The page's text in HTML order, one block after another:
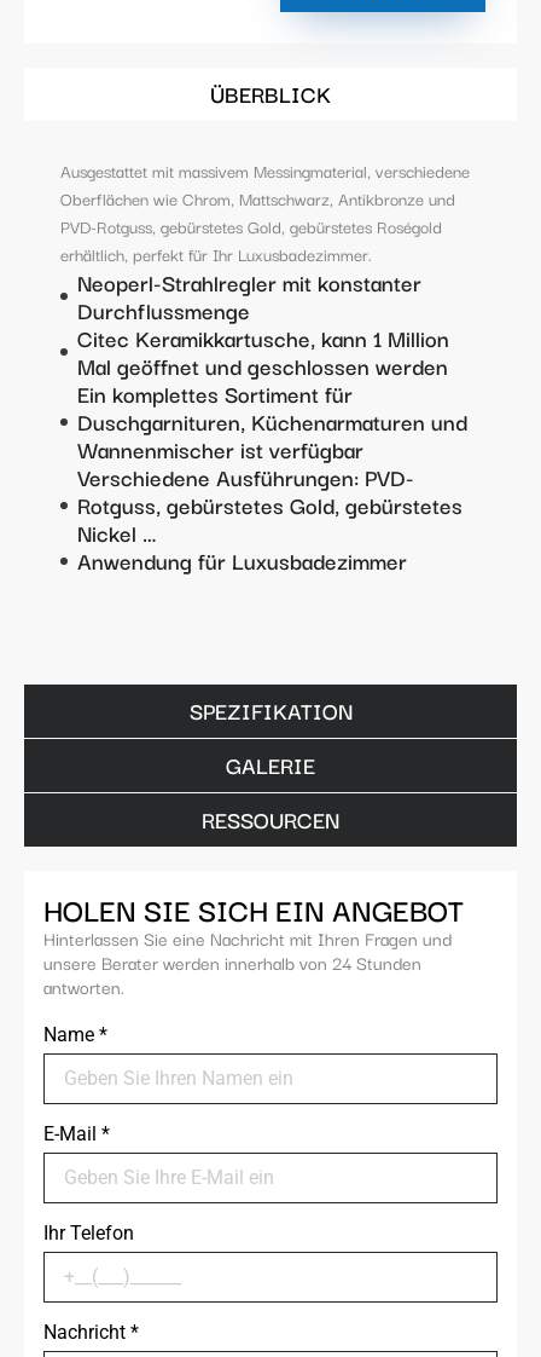
ÜBERBLICK
SPEZIFIKATION
GALERIE
RESSOURCEN
Ausgestattet mit massivem Messingmaterial, verschiedene
Oberflächen wie Chrom, Mattschwarz, Antikbronze und
PVD-Rotguss, gebürstetes Gold, gebürstetes Roségold
erhältlich, perfekt für Ihr Luxusbadezimmer.
Neoperl-Strahlregler mit konstanter
Durchflussmenge
Citec Keramikkartusche, kann 1 Million
Mal geöffnet und geschlossen werden
Ein komplettes Sortiment für
Duschgarnituren, Küchenarmaturen und
Wannenmischer ist verfügbar
Verschiedene Ausführungen: PVD-
Rotguss, gebürstetes Gold, gebürstetes
Nickel …
Anwendung für Luxusbadezimmer
HOLEN SIE SICH EIN ANGEBOT
Hinterlassen Sie eine Nachricht mit Ihren Fragen und
unsere Berater werden innerhalb von 24 Stunden
antworten.
Name *
E-Mail *
Ihr Telefon
Nachricht *